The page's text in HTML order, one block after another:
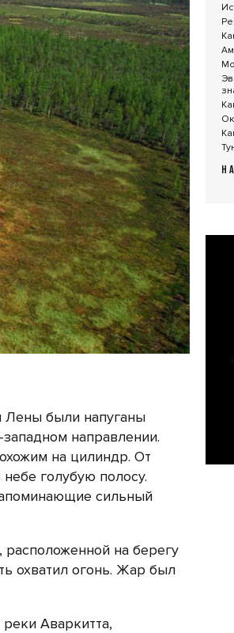
Лены были напуганы
направлении.
на цилиндр. От
голубую полосу.
сильный
на берегу
охватил огонь. Жар был
Аваркитта,